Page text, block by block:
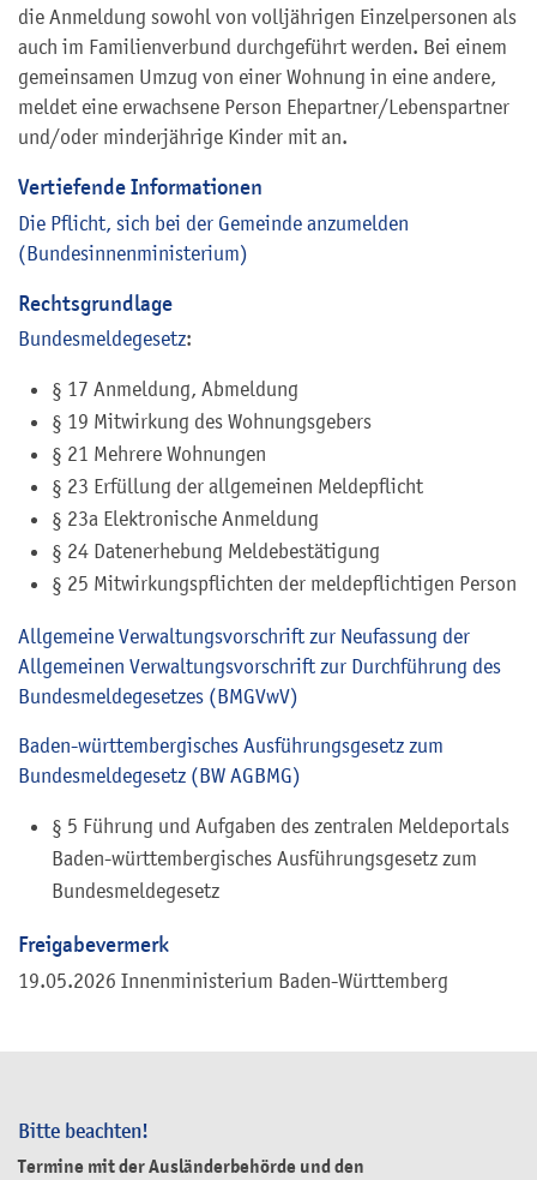
Bitte beachten!
Termine mit der Ausländerbehörde und den
die Anmeldung sowohl von volljährigen Einzelpersonen als
auch im Familienverbund durchgeführt werden. Bei einem
gemeinsamen Umzug von einer Wohnung in eine andere,
meldet eine erwachsene Person Ehepartner/Lebenspartner
und/oder minderjährige Kinder mit an.
Vertiefende Informationen
Die Pflicht, sich bei der Gemeinde anzumelden
(Bundesinnenministerium)
Rechtsgrundlage
Bundesmeldegesetz:
§ 17 Anmeldung, Abmeldung
§ 19 Mitwirkung des Wohnungsgebers
§ 21 Mehrere Wohnungen
§ 23 Erfüllung der allgemeinen Meldepflicht
§ 23a Elektronische Anmeldung
§ 24 Datenerhebung Meldebestätigung
§ 25 Mitwirkungspflichten der meldepflichtigen Person
Allgemeine Verwaltungsvorschrift zur Neufassung der
Allgemeinen Verwaltungsvorschrift zur Durchführung des
Bundesmeldegesetzes (BMGVwV)
Baden-württembergisches Ausführungsgesetz zum
Bundesmeldegesetz (BW AGBMG)
§ 5 Führung und Aufgaben des zentralen Meldeportals
Baden-württembergisches Ausführungsgesetz zum
Bundesmeldegesetz
Freigabevermerk
19.05.2026 Innenministerium Baden-Württemberg